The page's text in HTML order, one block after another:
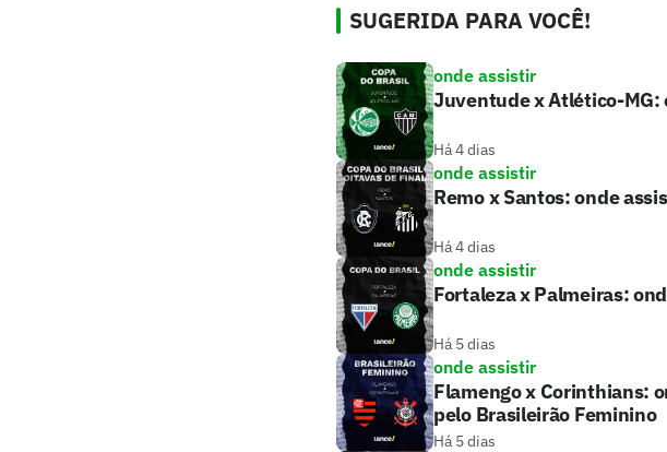
SUGERIDA PARA VOCÊ!
onde assistir
Juventude x Atlético-MG:
Há 4 dias
onde assistir
Remo x Santos: onde
Há 4 dias
onde assistir
Fortaleza x Palmeiras:
Há 5 dias
onde assistir
Flamengo x Corinthians:
pelo Brasileirão Feminino
Há 5 dias